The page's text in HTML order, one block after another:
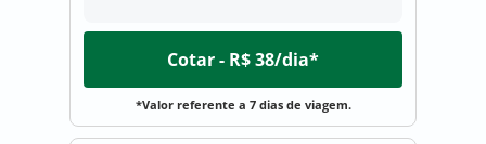
Cotar - R$ 38/dia*
*Valor referente a 7 dias de viagem.